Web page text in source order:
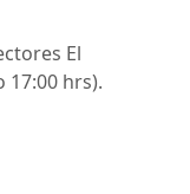
El
17:00 hrs).